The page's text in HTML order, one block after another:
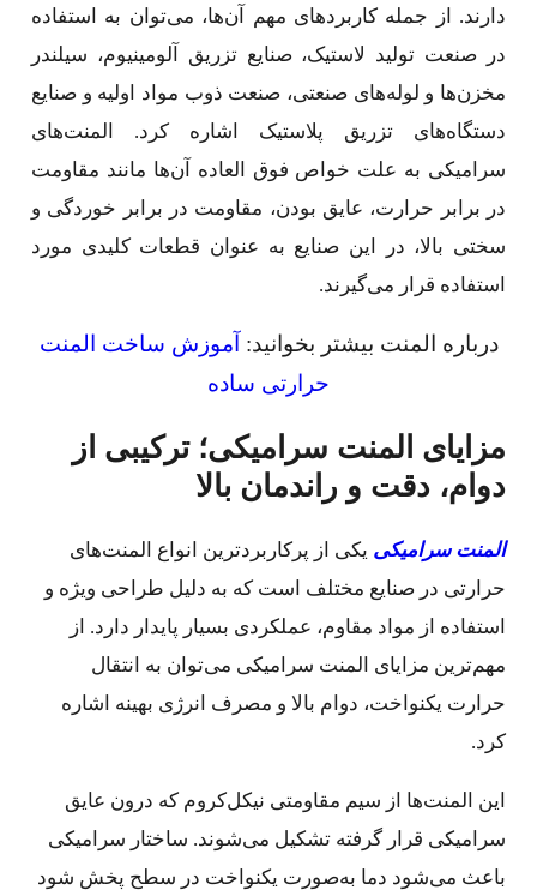
دارند. از جمله کاربردهای مهم آن‌ها، می‌توان به استفاده
در صنعت تولید لاستیک، صنایع تزریق آلومینیوم، سیلندر
مخزن‌ها و لوله‌های صنعتی، صنعت ذوب مواد اولیه و صنایع
دستگاه‌های تزریق پلاستیک اشاره کرد. المنت‌های
سرامیکی به علت خواص فوق العاده آن‌ها مانند مقاومت
در برابر حرارت، عایق بودن، مقاومت در برابر خوردگی و
سختی بالا، در این صنایع به عنوان قطعات کلیدی مورد
استفاده قرار می‌گیرند.
درباره المنت بیشتر بخوانید: آموزش ساخت المنت
حرارتی ساده
مزایای المنت سرامیکی؛ ترکیبی از
دوام، دقت و راندمان بالا
المنت سرامیکی یکی از پرکاربردترین انواع المنت‌های
حرارتی در صنایع مختلف است که به دلیل طراحی ویژه و
استفاده از مواد مقاوم، عملکردی بسیار پایدار دارد. از
مهم‌ترین مزایای المنت سرامیکی می‌توان به انتقال
حرارت یکنواخت، دوام بالا و مصرف انرژی بهینه اشاره
کرد.
این المنت‌ها از سیم مقاومتی نیکل‌کروم که درون عایق
سرامیکی قرار گرفته تشکیل می‌شوند. ساختار سرامیکی
باعث می‌شود دما به‌صورت یکنواخت در سطح پخش شود